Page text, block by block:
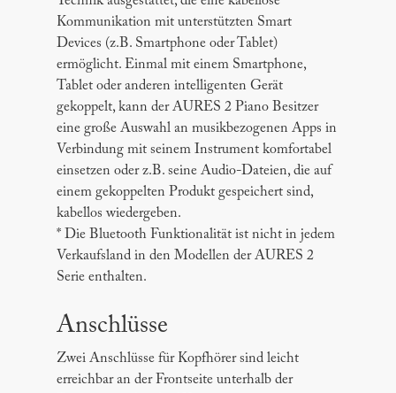
Kommunikation mit unterstützten Smart
Devices (z.B. Smartphone oder Tablet)
ermöglicht. Einmal mit einem Smartphone,
Tablet oder anderen intelligenten Gerät
gekoppelt, kann der AURES 2 Piano Besitzer
eine große Auswahl an musikbezogenen Apps in
Verbindung mit seinem Instrument komfortabel
einsetzen oder z.B. seine Audio-Dateien, die auf
einem gekoppelten Produkt gespeichert sind,
kabellos wiedergeben.
* Die Bluetooth Funktionalität ist nicht in jedem
Verkaufsland in den Modellen der AURES 2
Serie enthalten.
Anschlüsse
Zwei Anschlüsse für Kopfhörer sind leicht
erreichbar an der Frontseite unterhalb der